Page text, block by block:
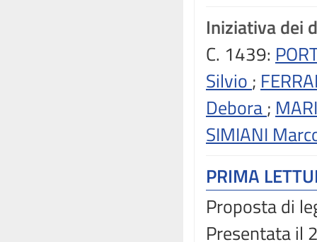
Iniziativa dei
C. 1439:
Silvio ;
Debora;
SIMIANI
PRIMA
Proposta di
Presentata il